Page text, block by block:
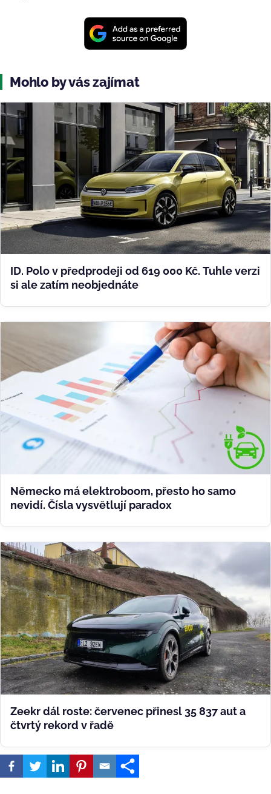
Mohlo by vás zajímat
ID. Polo v předprodeji od 619 000 Kč. Tuhle verzi
si ale zatím neobjednáte
Německo má elektroboom, přesto ho samo
nevidí. Čísla vysvětlují paradox
Zeekr dál roste: červenec přinesl 35 837 aut a
čtvrtý rekord v řadě